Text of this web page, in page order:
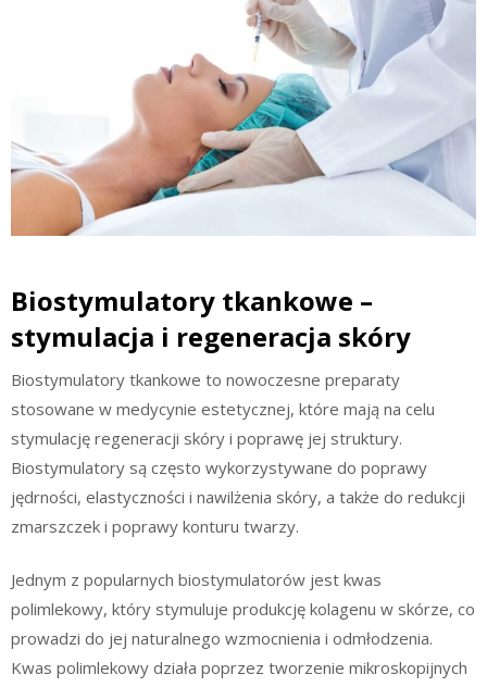
Biostymulatory tkankowe –
stymulacja i regeneracja skóry
Biostymulatory tkankowe to nowoczesne preparaty
stosowane w medycynie estetycznej, które mają na celu
stymulację regeneracji skóry i poprawę jej struktury.
Biostymulatory są często wykorzystywane do poprawy
jędrności, elastyczności i nawilżenia skóry, a także do redukcji
zmarszczek i poprawy konturu twarzy.
Jednym z popularnych biostymulatorów jest kwas
polimlekowy, który stymuluje produkcję kolagenu w skórze, co
prowadzi do jej naturalnego wzmocnienia i odmłodzenia.
Kwas polimlekowy działa poprzez tworzenie mikroskopijnych